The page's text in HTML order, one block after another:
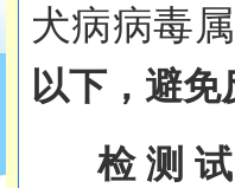
犬病病毒
以下，避免
检测